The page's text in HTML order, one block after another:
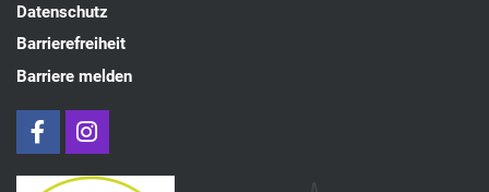
Datenschutz
Barrierefreiheit
Barriere melden